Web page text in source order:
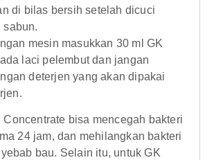
di bilas bersih setelah dicuci
sabun.
mesin masukkan 30 ml GK
laci pelembut dan jangan
deterjen yang akan dipakai
Concentrate bisa mencegah bakteri
24 jam, dan mehilangkan bakteri
bau. Selain itu, untuk GK